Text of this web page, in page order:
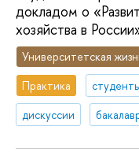
докладом о
хозяйства в
Университетская
Практика
дискуссии